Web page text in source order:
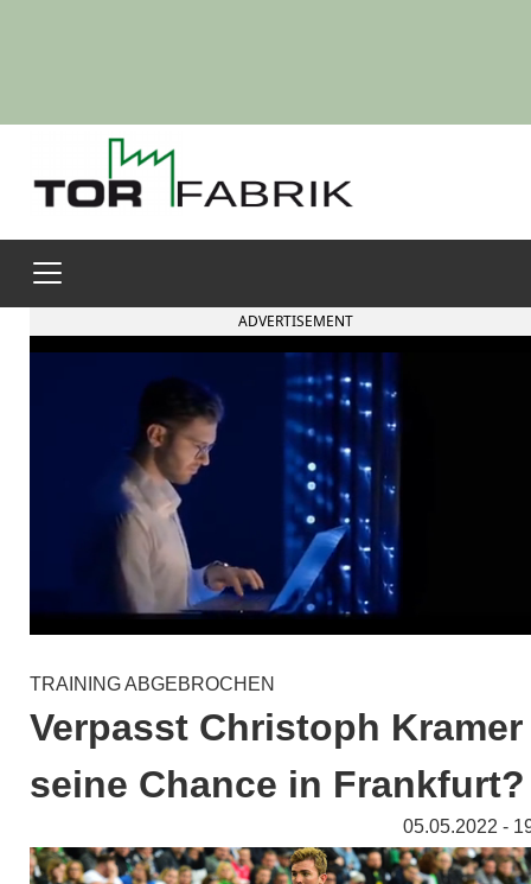
ADVERTISEMENT
TRAINING ABGEBROCHEN
Verpasst Christoph Kramer
seine Chance in Frankfurt?
05.05.2022 -